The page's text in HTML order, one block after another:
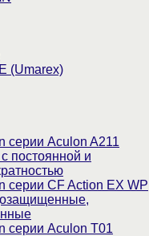
(Umarex)
серии Aculon A211
постоянной и
серии СF Action EX WP
серии Aculon T01